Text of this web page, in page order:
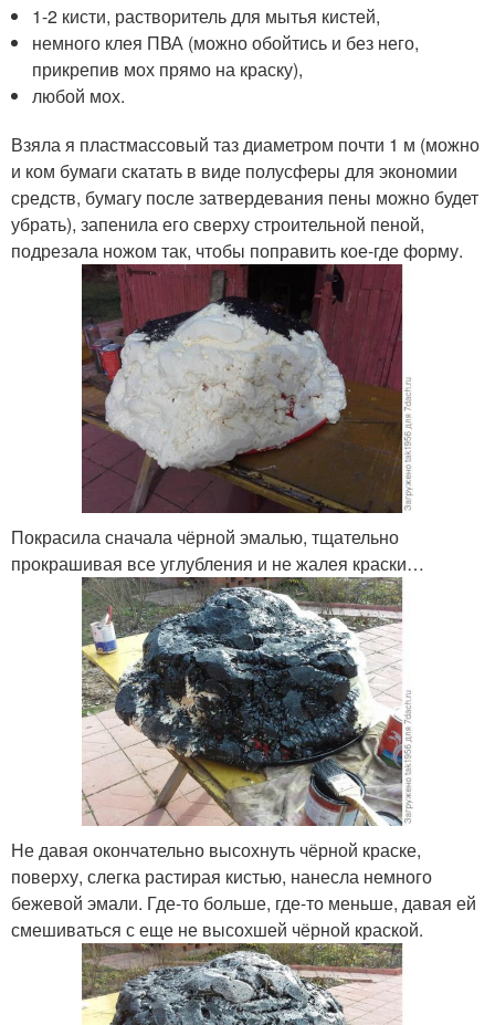
1-2 кисти, растворитель для мытья кистей,
немного клея ПВА (можно обойтись и без него,
прикрепив мох прямо на краску),
любой мох.
Взяла я пластмассовый таз диаметром почти 1 м (можно
и ком бумаги скатать в виде полусферы для экономии
средств, бумагу после затвердевания пены можно будет
убрать), запенила его сверху строительной пеной,
подрезала ножом так, чтобы поправить кое-где форму.
Покрасила сначала чёрной эмалью, тщательно
прокрашивая все углубления и не жалея краски…
Не давая окончательно высохнуть чёрной краске,
поверху, слегка растирая кистью, нанесла немного
бежевой эмали. Где-то больше, где-то меньше, давая ей
смешиваться с еще не высохшей чёрной краской.